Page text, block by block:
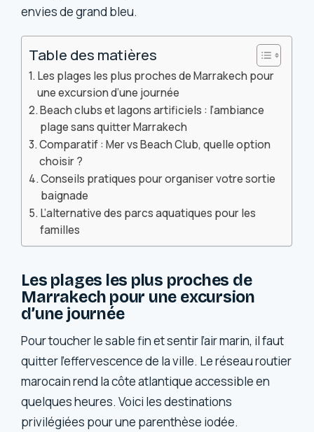
envies de grand bleu.
Table des matières
Les plages les plus proches de Marrakech pour
une excursion d’une journée
Beach clubs et lagons artificiels : l’ambiance
plage sans quitter Marrakech
Comparatif : Mer vs Beach Club, quelle option
choisir ?
Conseils pratiques pour organiser votre sortie
baignade
L’alternative des parcs aquatiques pour les
familles
Les plages les plus proches de
Marrakech pour une excursion
d’une journée
Pour toucher le sable fin et sentir l’air marin, il faut
quitter l’effervescence de la ville. Le réseau routier
marocain rend la côte atlantique accessible en
quelques heures. Voici les destinations
privilégiées pour une parenthèse iodée.